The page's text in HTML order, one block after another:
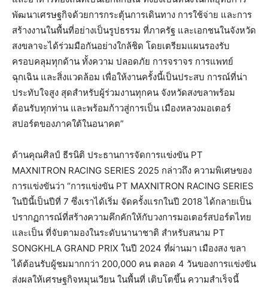
พัฒนาเศรษฐกิจด้วยการกระตุ้นการเดินทาง การใช้จ่าย และการ
สร้างงานในพื้นที่อย่างเป็นรูปธรรม ที่ภาครัฐ และเอกชนในจังหวัด
สงขลาจะได้ร่วมมือกันอย่างใกล้ชิด โดยเตรียมแผนรองรับ
ครอบคลุมทุกด้าน ทั้งความ ปลอดภัย การจราจร การแพทย์
ฉุกเฉิน และสิ่งแวดล้อม เพื่อให้งานครั้งนี้เป็นประสบ การณ์ที่น่า
ประทับใจสูง สุดสำหรับผู้ร่วมงานทุกคน จังหวัดสงขลาพร้อม
ต้อนรับทุกท่าน และพร้อมก้าวสู่การเป็น เมืองหลวงมอเตอร์
สปอร์ตของภาคใต้ในอนาคต”
ด้านคุณศิลป์ ธีรนิติ ประธานการจัดการแข่งขัน PT
MAXNITRON RACING SERIES 2025 กล่าวถึง ความพิเศษของ
การแข่งขันว่า “การแข่งขัน PT MAXNITRON RACING SERIES
ในปีนี้เป็นปีที่ 7 ซึ่งเราได้เริ่ม จัดครั้งแรกในปี 2018 ได้กลายเป็น
ปรากฏการณ์ที่สร้างความคึกคักให้กับวงการมอเตอร์สปอร์ตไทย
และเป็น ที่จับตามองในระดับนานาชาติ สำหรับสนาม PT
SONGKHLA GRAND PRIX ในปี 2024 ที่ผ่านมา เมืองสง ขลา
ได้ต้อนรับผู้ชมมากกว่า 200,000 คน ตลอด 4 วันของการแข่งขัน
ส่งผลให้เศรษฐกิจหมุนเวียน ในพื้นที่ เติบโตขึ้น ความสำเร็จนี้